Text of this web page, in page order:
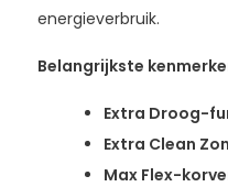
energieverbruik.
Belangrijkste
Extra Droog-
Extra Clean
Max Flex-